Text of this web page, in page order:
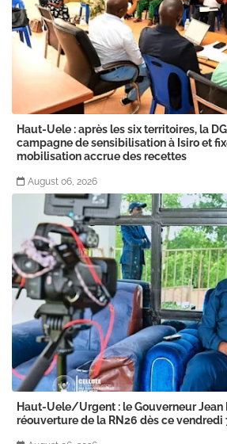
Haut-Uele : après les six territoires, la
campagne de sensibilisation à Isiro et
mobilisation accrue des recettes
August 06, 2026
Haut-Uele/Urgent : le Gouverneur Jean
réouverture de la RN26 dès ce vendredi